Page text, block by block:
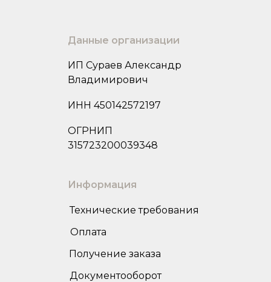
ИП Сураев Александр
Владимирович
ОГРНИП
315723200039348
ИНН 450142572197
Данные организации
Информация
Технические требования
Оплата
Получение заказа
Документооборот